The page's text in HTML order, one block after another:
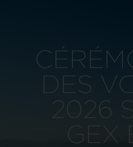
DES
2026
GEX